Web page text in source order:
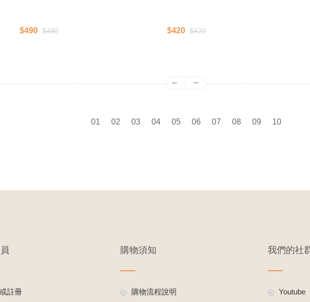
$490 $490 $420 $420
01 02 03 04 05 06 07 08 09 10
註冊
購物須知
購物流程說明
我們的社
Youtube